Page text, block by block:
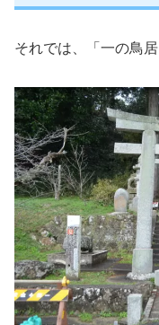
それでは、「一の鳥